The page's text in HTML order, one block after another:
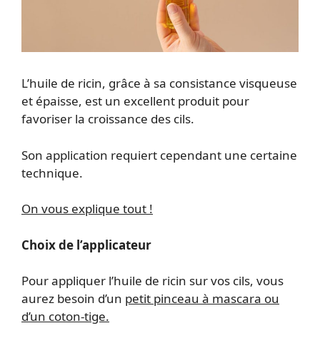
L’huile de ricin, grâce à sa consistance visqueuse
et épaisse, est un excellent produit pour
favoriser la croissance des cils.
Son application requiert cependant une certaine
technique.
On vous explique tout !
Choix de l’applicateur
Pour appliquer l’huile de ricin sur vos cils, vous
aurez besoin d’un petit pinceau à mascara ou
d’un coton-tige.